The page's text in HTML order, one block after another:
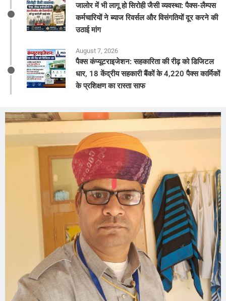
जालोर में भी लागू हो सिरोही जैसी व्यवस्था: पैक्स-लैम्पस
कर्मचारियों ने ब्याज रिवर्सल और विसंगतियों दूर करने की
उठाई मांग
August 7, 2026
पैक्स कंप्यूटराइजेशन: सहकारिता की रीढ़ को डिजिटल
धार, 18 केंद्रीय सहकारी बैंकों के 4,220 पैक्स कार्मिकों
के प्रशिक्षण का रास्ता साफ